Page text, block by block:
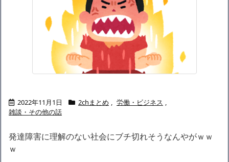
【ネット騒然】 元ジャンポケ斉藤の妻、夫の求刑7年翌日にイン
スタ更新！その内容がガチでヤバすぎる…NEW!
【悲報】 とにかくヤりたくてブスと付き合ったらｗｗｗｗｗｗｗ
ｗｗｗｗｗｗｗｗNEW!
【急増】「外国人受け入れ反対」56.3％に わずか2年で20.7ポ
イント増、東大調査「若い世代ほど増加」
NEW!
【悲報】田中みな実(39)、妊娠して顔が別人のように変わる
少女がAVデビュ－ｗwwww
【画像】彼女「ねー、今日のデートこれで行っていー？」ﾊﾟｼｬ
ャリアがすべて終わった」
【配信者】「金バエ」のSNS更新が1週間途絶え、様々な憶測が
2022年11月1日 2chまとめ , 労働・ビジネス ,
雑談・その他の話
発達障害に理解のない社会にブチ切れそうなんやがｗｗ
ｗ